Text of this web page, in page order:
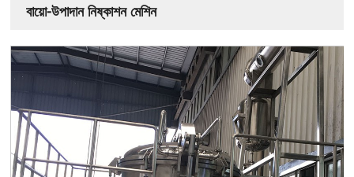
বায়ো-উপাদান নিষ্কাশন মেশিন